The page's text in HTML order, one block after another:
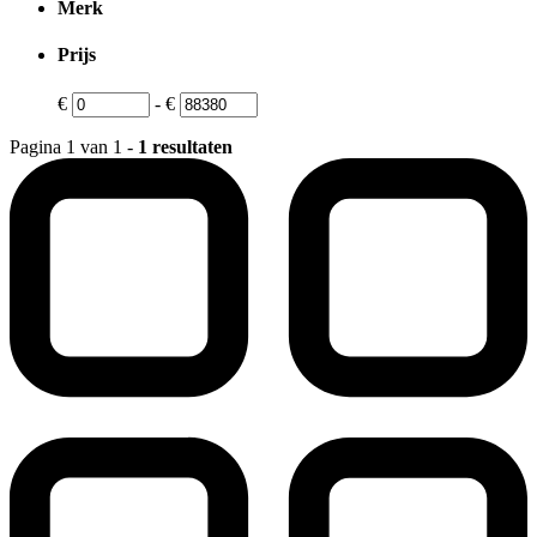
Merk
Prijs
€ - €
Pagina 1 van 1 - 1 resultaten